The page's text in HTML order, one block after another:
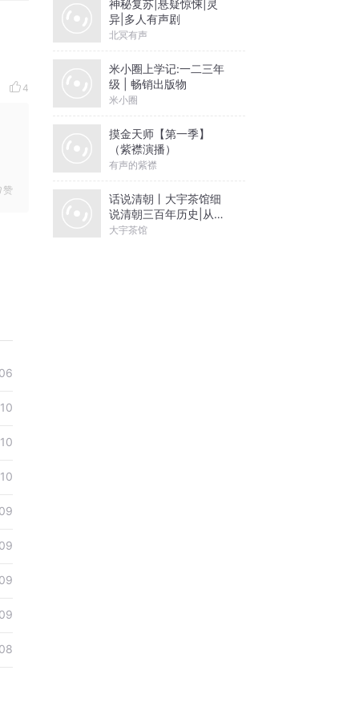
4
赞
神秘复苏|悬疑惊悚|灵
异|多人有声剧
北冥有声
米小圈上学记:一二三年
级 | 畅销出版物
米小圈
摸金天师【第一季】
（紫襟演播）
有声的紫襟
话说清朝丨大宇茶馆细
说清朝三百年历史|从努
尔哈赤到末代皇帝溥仪|
大宇茶馆